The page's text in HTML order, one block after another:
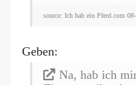
source: Ich hab ein Pferd.com
Geben:
Na, hab ich